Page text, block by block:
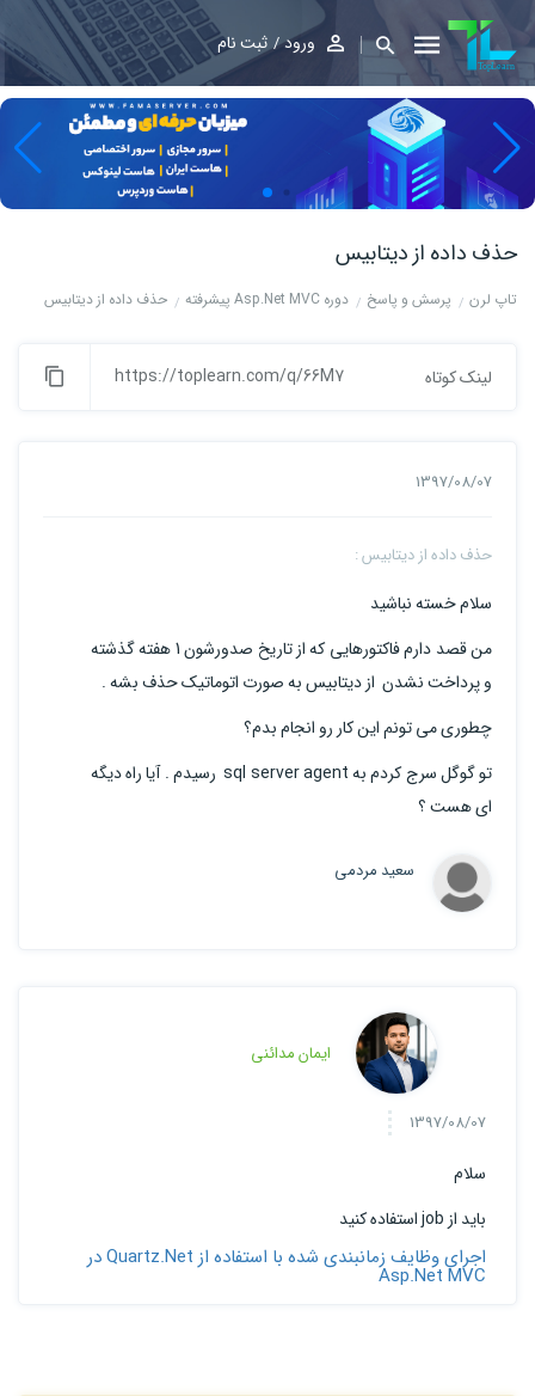
ورود ثبت نام
حذف داده از دیتابیس
تاپ لرن پرسش و پاسخ دوره Asp.Net MVC پیشرفته حذف داده از دیتابیس
لینک کوتاه https://toplearn.com/q/66M7
1397/08/07
حذف داده از دیتابیس :
سلام خسته نباشید
من قصد دارم فاکتورهایی که از تاریخ صدورشون 1 هفته گذشته
و پرداخت نشدن از دیتابیس به صورت اتوماتیک حذف بشه .
چطوری می تونم این کار رو انجام بدم؟
تو گوگل سرج کردم به sql server agent رسیدم . آیا راه دیگه
ای هست ؟
سعید مردمی
ایمان مدائنی
1397/08/07
سلام
باید از job استفاده کنید
اجرای وظایف زمانبندی شده با استفاده از Quartz.Net در
Asp.Net MVC